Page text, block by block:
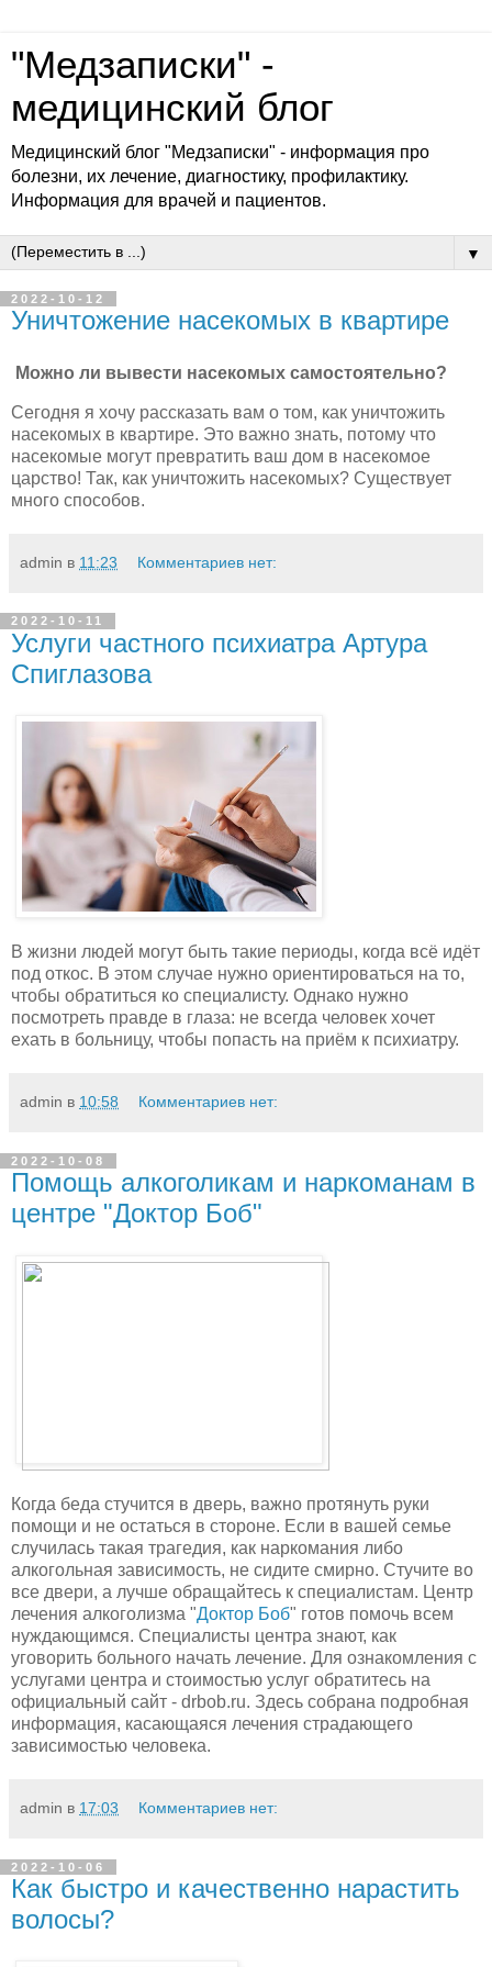
"Медзаписки" -
медицинский блог
Медицинский блог "Медзаписки" - информация про
болезни, их лечение, диагностику, профилактику.
Информация для врачей и пациентов.
▼
2022-10-12
Уничтожение насекомых в квартире
Можно ли вывести насекомых самостоятельно?
Сегодня я хочу рассказать вам о том, как уничтожить
насекомых в квартире. Это важно знать, потому что
насекомые могут превратить ваш дом в насекомое
царство! Так, как уничтожить насекомых? Существует
много способов.
admin в 11:23 Комментариев нет:
2022-10-11
Услуги частного психиатра Артура
Спиглазова
В жизни людей могут быть такие периоды, когда всё идёт
под откос. В этом случае нужно ориентироваться на то,
чтобы обратиться ко специалисту. Однако нужно
посмотреть правде в глаза: не всегда человек хочет
ехать в больницу, чтобы попасть на приём к психиатру.
admin в 10:58 Комментариев нет:
2022-10-08
Помощь алкоголикам и наркоманам в
центре "Доктор Боб"
Когда беда стучится в дверь, важно протянуть руки
помощи и не остаться в стороне. Если в вашей семье
случилась такая трагедия, как наркомания либо
алкогольная зависимость, не сидите смирно. Стучите во
все двери, а лучше обращайтесь к специалистам. Центр
лечения алкоголизма "Доктор Боб" готов помочь всем
нуждающимся. Специалисты центра знают, как
уговорить больного начать лечение. Для ознакомления с
услугами центра и стоимостью услуг обратитесь на
официальный сайт - drbob.ru. Здесь собрана подробная
информация, касающаяся лечения страдающего
зависимостью человека.
admin в 17:03 Комментариев нет:
2022-10-06
Как быстро и качественно нарастить
волосы?